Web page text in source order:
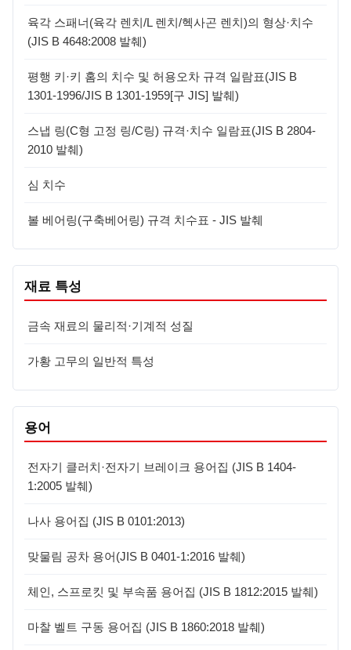
육각 스패너(육각 렌치/L 렌치/헥사곤 렌치)의 형상·치수
(JIS B 4648:2008 발췌)
평행 키·키 홈의 치수 및 허용오차 규격 일람표(JIS B
1301-1996/JIS B 1301-1959[구 JIS] 발췌)
스냅 링(C형 고정 링/C링) 규격·치수 일람표(JIS B 2804-
2010 발췌)
심 치수
볼 베어링(구축베어링) 규격 치수표 - JIS 발췌
재료 특성
금속 재료의 물리적·기계적 성질
가황 고무의 일반적 특성
용어
전자기 클러치·전자기 브레이크 용어집 (JIS B 1404-
1:2005 발췌)
나사 용어집 (JIS B 0101:2013)
맞물림 공차 용어(JIS B 0401-1:2016 발췌)
체인, 스프로킷 및 부속품 용어집 (JIS B 1812:2015 발췌)
마찰 벨트 구동 용어집 (JIS B 1860:2018 발췌)